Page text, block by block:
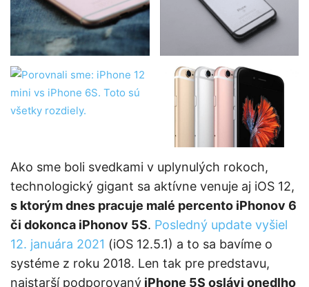
Ako sme boli svedkami v uplynulých rokoch,
technologický gigant sa aktívne venuje aj iOS 12,
s ktorým dnes pracuje malé percento iPhonov 6
či dokonca iPhonov 5S. Posledný update vyšiel
12. januára 2021 (iOS 12.5.1) a to sa bavíme o
systéme z roku 2018. Len tak pre predstavu,
najstarší podporovaný iPhone 5S oslávi onedlho